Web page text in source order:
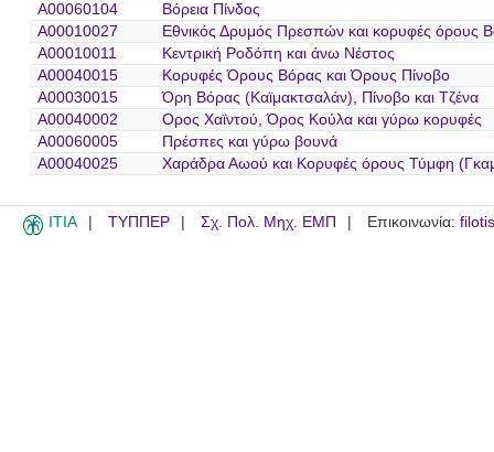
A00060104
Βόρεια Πίνδος
A00010027
Εθνικός Δρυμός Πρεσπών και κορυφές όρους
A00010011
Κεντρική Ροδόπη και άνω Νέστος
A00040015
Κορυφές Όρους Βόρας και Όρους Πίνοβο
A00030015
Όρη Βόρας (Καϊμακτσαλάν), Πίνοβο και Τζένα
A00040002
Ορος Χαϊντού, Όρος Κούλα και γύρω κορυφές
A00060005
Πρέσπες και γύρω βουνά
A00040025
Χαράδρα Αωού και Κορυφές όρους Τύμφη
ITIA ΤΥΠΠΕΡ Σχ. Πολ. Μηχ. ΕΜΠ Επικοινωνία: